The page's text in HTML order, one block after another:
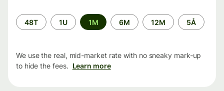
Time
period
48T 1U 1M 6M 12M 5Å
We use the real, mid-market rate with no sneaky mark-up
to hide the fees. Learn more